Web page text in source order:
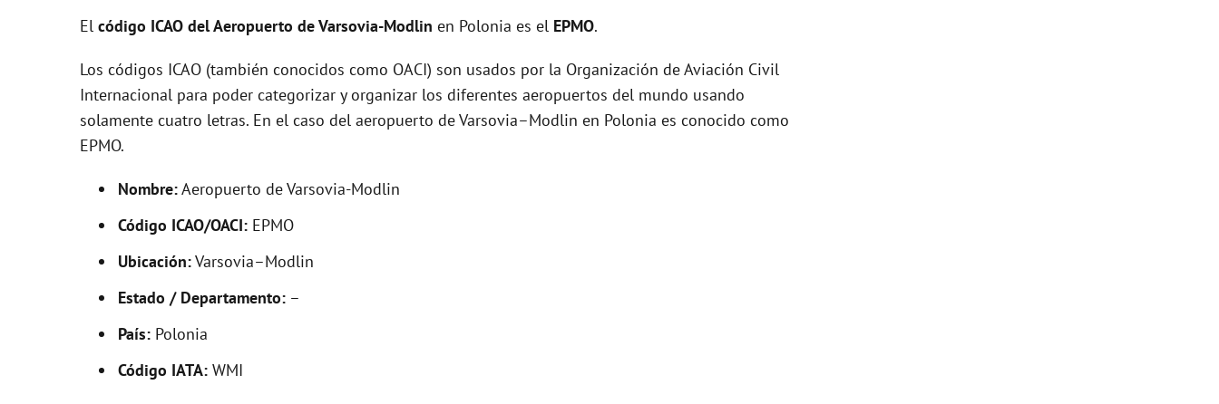
El código ICAO delAeropuerto de Varsovia-Modlin en Polonia es el EPMO.
Los códigos ICAO (también conocidos como OACI) son usados por la Organización de Aviación Civil
Internacional para poder categorizar y organizar los diferentes aeropuertos del mundo usando
solamente cuatro letras. En el caso del aeropuerto de Varsovia–Modlin en Polonia es conocido como
EPMO.
Nombre:Aeropuerto de Varsovia-Modlin
Código ICAO/OACI: EPMO
Ubicación:Varsovia–Modlin
Estado / Departamento: –
País: Polonia
Código IATA: WMI